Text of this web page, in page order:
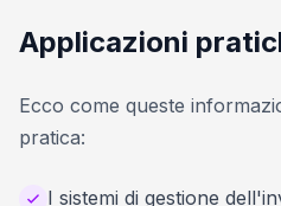
Applicazioni
Ecco come queste
pratica:
I sistemi di gestione